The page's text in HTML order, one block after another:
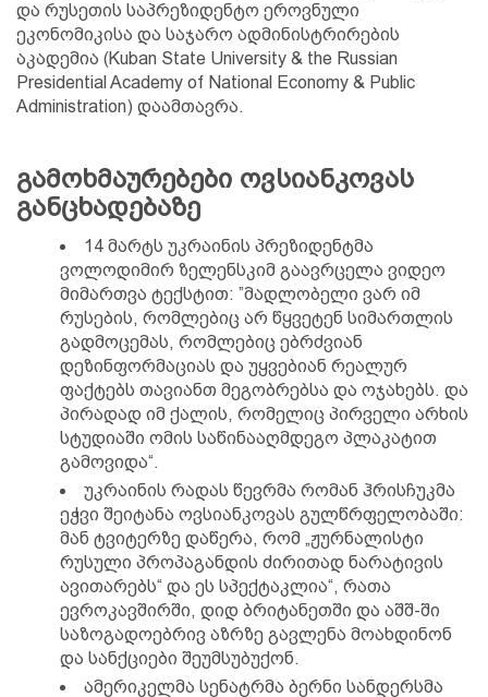
და რუსეთის საპრეზიდენტო ეროვნული
ეკონომიკისა და საჯარო ადმინისტრირების
აკადემია (Kuban State University & the Russian
Presidential Academy of National Economy & Public
Administration) დაამთავრა.
გამოხმაურებები ოვსიანკოვას
განცხადებაზე
14 მარტს უკრაინის პრეზიდენტმა
ვოლოდიმირ ზელენსკიმ გაავრცელა ვიდეო
მიმართვა ტექსტით: ”მადლობელი ვარ იმ
რუსების, რომლებიც არ წყვეტენ სიმართლის
გადმოცემას, რომლებიც ებრძვიან
დეზინფორმაციას და უყვებიან რეალურ
ფაქტებს თავიანთ მეგობრებსა და ოჯახებს. და
პირადად იმ ქალის, რომელიც პირველი არხის
სტუდიაში ომის საწინააღმდეგო პლაკატით
გამოვიდა“.
უკრაინის რადას წევრმა რომან ჰრისჩუკმა
ეჭვი შეიტანა ოვსიანკოვას გულწრფელობაში:
მან ტვიტერზე დაწერა, რომ „ჟურნალისტი
რუსული პროპაგანდის ძირითად ნარატივის
ავითარებს“ და ეს სპექტაკლია“, რათა
ევროკავშირში, დიდ ბრიტანეთში და აშშ-ში
საზოგადოებრივ აზრზე გავლენა მოახდინონ
და სანქციები შეუმსუბუქონ.
ამერიკელმა სენატრმა ბერნი სანდერსმა